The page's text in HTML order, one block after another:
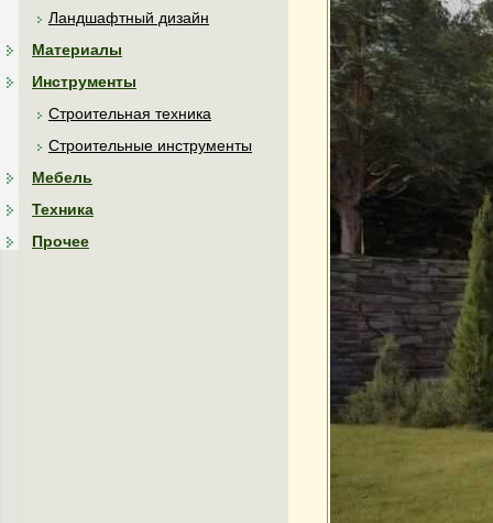
Ландшафтный дизайн
Материалы
Инструменты
Строительная техника
Строительные инструменты
Мебель
Техника
Прочее